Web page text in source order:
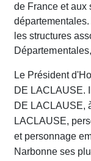
de France et aux
les structures
Le Président
DE LACLAUSE.
DE LACLAUSE,
LACLAUSE,
et personnage
Narbonne ses